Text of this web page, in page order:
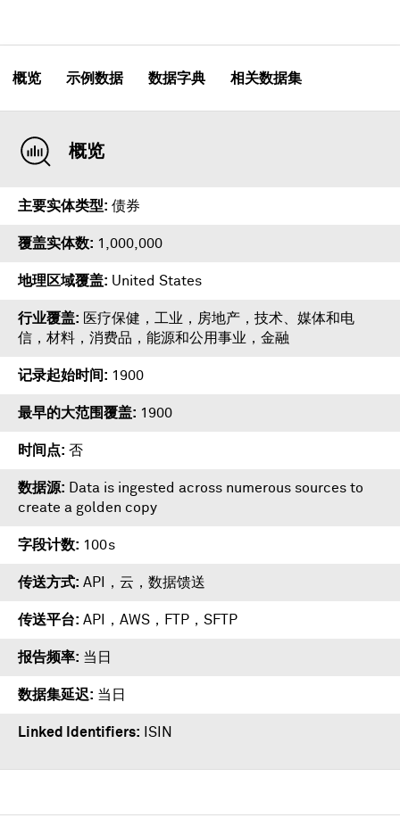
概览 示例数据 数据字典 相关数据集
概览
主要实体类型 债券
覆盖实体数 1,000,000
地理区域覆盖 United States
行业覆盖
医疗保健，工业，房地产，技术、媒体和电
信，材料，消费品，能源和公用事业，金融
记录起始时间 1900
最早的大范围覆盖 1900
时间点 否
数据源
Data is ingested across numerous sources to
create a golden copy
字段计数 100s
传送方式 API，云，数据馈送
传送平台 API ， AWS ， FTP ， SFTP
报告频率 当日
数据集延迟 当日
Linked Identifiers ISIN